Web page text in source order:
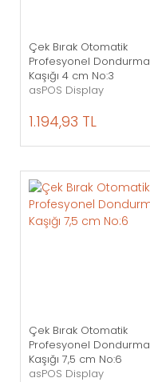
Çek Bırak Otomatik
Profesyonel Dondurma
Kaşığı 4 cm No:3
asPOS Display
1.194,93 TL
Çek Bırak Otomatik
Profesyonel Dondurma
Kaşığı 7,5 cm No:6
asPOS Display